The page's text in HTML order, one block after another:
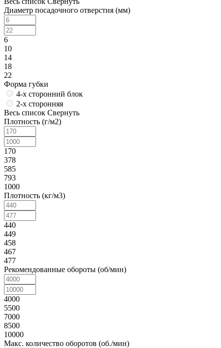
Диаметр посадочного отверстия (мм)
6
10
14
18
22
Форма губки
4-х сторонний блок
2-х сторонняя
Весь список Свернуть
Плотность (г/м2)
170
378
585
793
1000
Плотность (кг/м3)
440
449
458
467
477
Рекомендованные обороты (об/мин)
4000
5500
7000
8500
10000
Макс. количество оборотов (об./мин)